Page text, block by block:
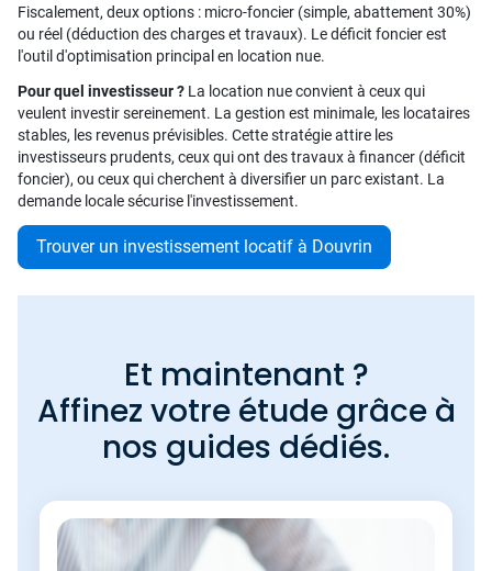
Fiscalement, deux options : micro-foncier (simple, abattement 30%)
ou réel (déduction des charges et travaux). Le déficit foncier est
l'outil d'optimisation principal en location nue.
Pour quel investisseur ? La location nue convient à ceux qui
veulent investir sereinement. La gestion est minimale, les locataires
stables, les revenus prévisibles. Cette stratégie attire les
investisseurs prudents, ceux qui ont des travaux à financer (déficit
foncier), ou ceux qui cherchent à diversifier un parc existant. La
demande locale sécurise l'investissement.
Trouver un investissement locatif à Douvrin
Et maintenant ?
Affinez votre étude grâce à
nos guides dédiés.